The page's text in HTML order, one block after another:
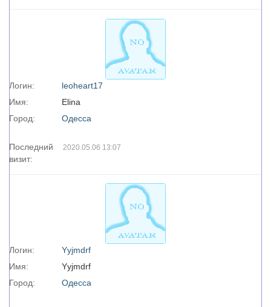
Логин:
leoheart17
Имя:
Elina
Город:
Одесса
Последний
визит:
2020.05.06 13:07
Логин:
Yyjmdrf
Имя:
Yyjmdrf
Город:
Одесса